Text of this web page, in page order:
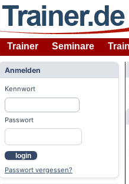
Trainer Seminare
Anmelden
Kennwort
Passwort
login
Passwort vergessen?